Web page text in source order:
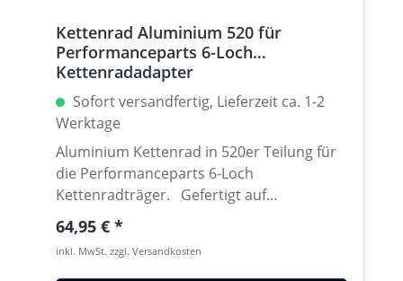
Kettenrad Aluminium 520 für
Performanceparts 6-Loch
Kettenradadapter
Sofort versandfertig, Lieferzeit ca. 1-2
Werktage
Aluminium Kettenrad in 520er Teilung für
die Performanceparts 6-Loch
Kettenradträger. Gefertigt auf
modensten CNC Maschinen aus
hochfestem und extrem zähen
Luftfahrtaluminium 7075 T6. Lieferbar in
Regulärer Preis:
64,95 €
inkl. MwSt. zzgl. Versandkosten